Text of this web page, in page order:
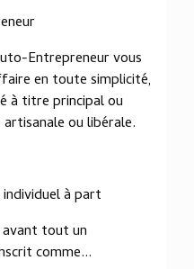
Entrepreneur vous
en toute simplicité,
à titre principal ou
ou libérale.
à part
tout un
comme...